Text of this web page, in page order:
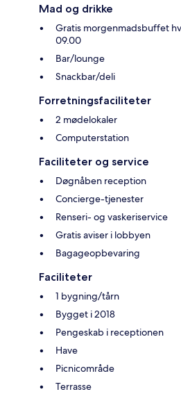
Mad og drikke
Gratis morgenmadsbuffet
09.00
Bar/lounge
Snackbar/deli
Forretningsfaciliteter
2 mødelokaler
Computerstation
Faciliteter og service
Døgnåben reception
Concierge-tjenester
Renseri- og vaskeriservice
Gratis aviser i lobbyen
Bagageopbevaring
Faciliteter
1 bygning/tårn
Bygget i 2018
Pengeskab i receptionen
Have
Picnicområde
Terrasse